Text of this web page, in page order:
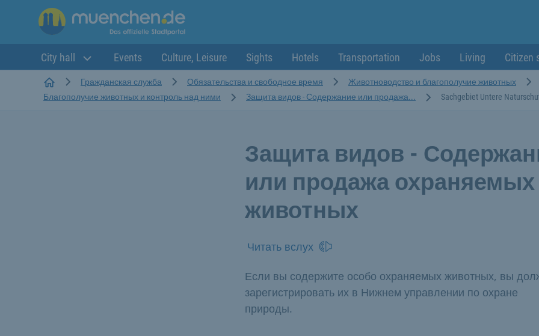
City hall Events Culture, Leisure Sights Hotels Transportation Jobs Living Citizen
StartseiteГражданская служба Обязательства и свободное время
Животноводство и благополучие животных
Благополучие животных и контроль над ними
Защита видов - Содержание или продажа... Sachgebiet Untere
Защита видов -
или продажа охраняемых
животных
Читать вслух
Если вы содержите особо охраняемых животных, вы
зарегистрировать их в Нижнем управлении по охране
природы.